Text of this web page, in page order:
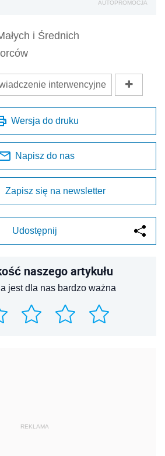
AUTOPROMOCJA
i Średnich
interwencyjne
Wersja do druku
Napisz do nas
Zapisz się na newsletter
Udostępnij
naszego artykułu
jest dla nas bardzo ważna
REKLAMA